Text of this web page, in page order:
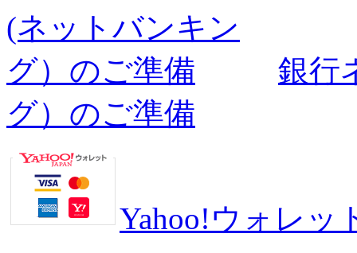
銀行
グ）のご準備
Yahoo!ウォレッ